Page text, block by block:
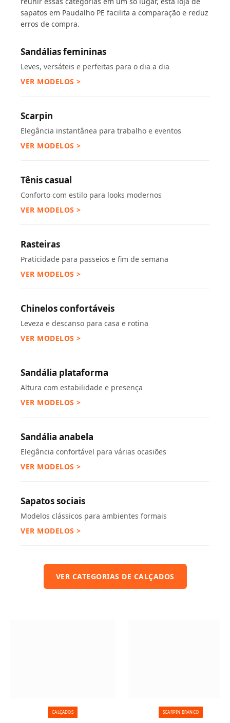
sapatos em Paudalho PE facilita a comparação e reduz
erros de compra.
Sandálias femininas
Leves, versáteis e perfeitas para o dia a dia
VER MODELOS >
Scarpin
Elegância instantânea para trabalho e eventos
VER MODELOS >
Tênis casual
Conforto com estilo para looks modernos
VER MODELOS >
Rasteiras
Praticidade para passeios e fim de semana
VER MODELOS >
Chinelos confortáveis
Leveza e descanso para casa e rotina
VER MODELOS >
Sandália plataforma
Altura com estabilidade e presença
VER MODELOS >
Sandália anabela
Elegância confortável para várias ocasiões
VER MODELOS >
Sapatos sociais
Modelos clássicos para ambientes formais
VER MODELOS >
VER CATEGORIAS DE CALÇADOS
CALÇADOS SCARPIN BRANCO